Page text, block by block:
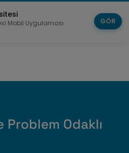
Odaklı
Mobil Uygulaması
GÖR